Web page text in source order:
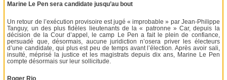
Marine Le Pen sera candidate jusqu’au bout
Un retour de l’exécution provisoire est jugé « improbable » par Jean-Philippe
Tanguy, un des plus fidèles lieutenants de la « patronne » Car, depuis la
décision de la Cour d’appel, le camp Le Pen a fait le plein de confiance,
persuadé que, désormais, aucune juridiction n’osera priver les électeurs
d’une candidate, qui plus est peu de temps avant l’élection. Après avoir sali,
insulté, méprisé la justice et les magistrats depuis dix ans, Marine Le Pen
compte désormais sur leur sollicitude.